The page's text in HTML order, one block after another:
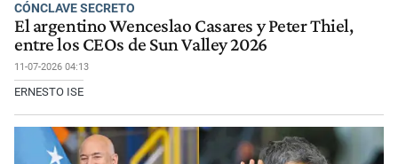
CÓNCLAVE SECRETO
El argentino Wenceslao Casares y Peter Thiel,
entre los CEOs de Sun Valley 2026
11-07-2026 04:13
ERNESTO ISE